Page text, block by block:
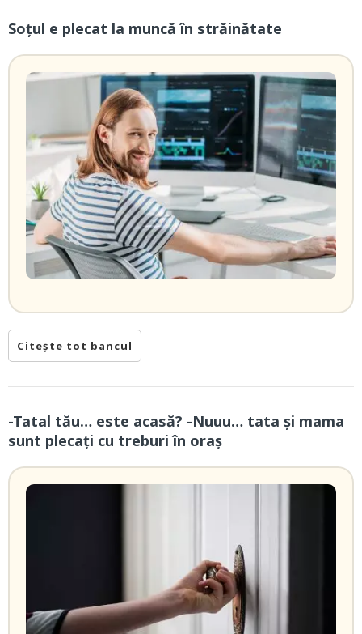
Soțul e plecat la muncă în străinătate
Citește tot bancul
-Tatal tău… este acasă? -Nuuu… tata și mama
sunt plecați cu treburi în oraș